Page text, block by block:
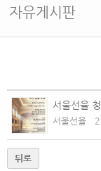
자유게시판
서울선율
서울선율
뒤로